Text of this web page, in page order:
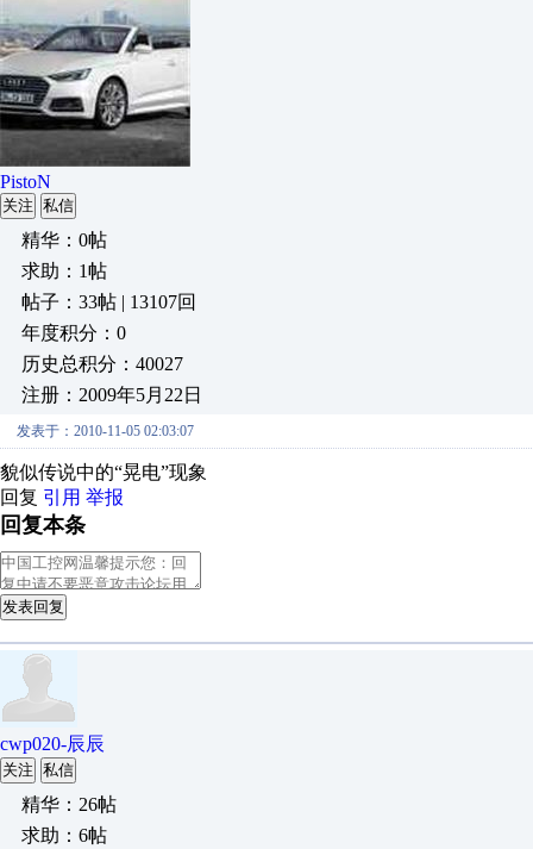
PistoN
关注 私信
精华：0帖
求助：1帖
帖子：33帖 | 13107回
年度积分：0
历史总积分：40027
注册：2009年5月22日
发表于：2010-11-05 02:03:07
貌似传说中的“晃电”现象
回复 引用 举报
回复本条
发表回复
cwp020-辰辰
关注 私信
精华：26帖
求助：6帖